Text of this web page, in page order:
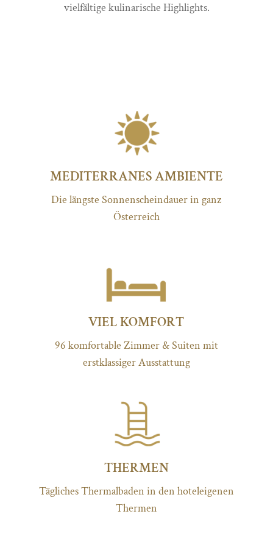
vielfältige kulinarische Highlights.
MEDITERRANES AMBIENTE
Die längste Sonnenscheindauer in ganz
Österreich
VIEL KOMFORT
96 komfortable Zimmer & Suiten mit
erstklassiger Ausstattung
THERMEN
Tägliches Thermalbaden in den hoteleigenen
Thermen